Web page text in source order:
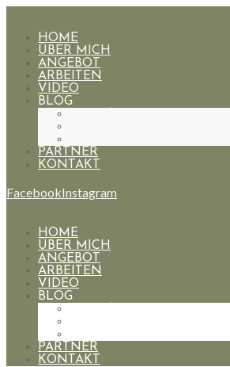
HOME
ÜBER MICH
ANGEBOT
ARBEITEN
VIDEO
BLOG
PARTNER
KONTAKT
FacebookInstagram
HOME
ÜBER MICH
ANGEBOT
ARBEITEN
VIDEO
BLOG
PARTNER
KONTAKT